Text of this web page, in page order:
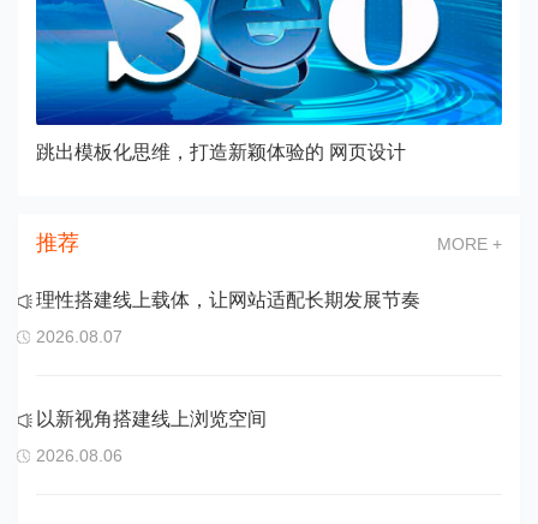
打造新颖体验的 网页设计 做好网站建设，如
推荐 MORE +
理性搭建线上载体，让网站适配长期发展节奏
2026.08.07
以新视角搭建线上浏览空间
2026.08.06